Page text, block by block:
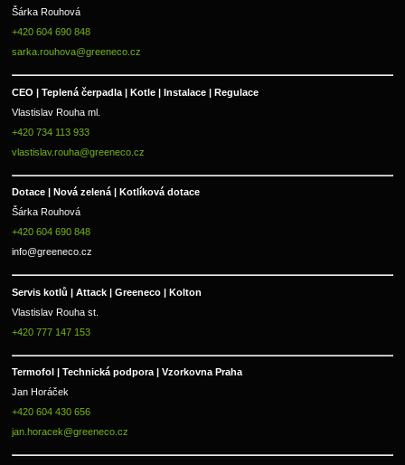
Šárka Rouhová
+420 604 690 848
sarka.rouhova@greeneco.cz
CEO | Teplená čerpadla | Kotle | Instalace | Regulace
Vlastislav Rouha ml.
+420 734 113 933
vlastislav.rouha@greeneco.cz
Dotace | Nová zelená | Kotlíková dotace
Šárka Rouhová
+420 604 690 848
info@greeneco.cz
Servis kotlů | Attack | Greeneco | Kolton
Vlastislav Rouha st.
+420 777 147 153
Termofol | Technická podpora | Vzorkovna Praha
Jan Horáček
+420 604 430 656
jan.horacek@greeneco.cz